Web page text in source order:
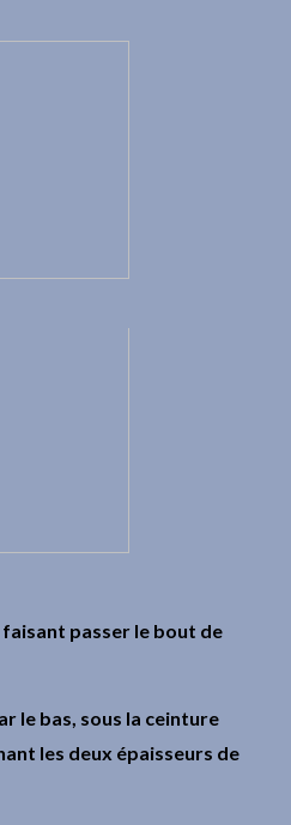
passer le bout de
le bas, sous la ceinture
les deux épaisseurs de